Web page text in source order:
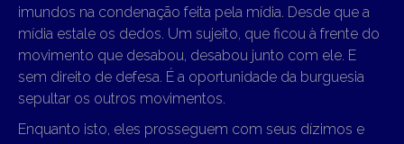
imundos na condenação feita pela mídia. Desde que a
mídia estale os dedos. Um sujeito, que ficou à frente do
movimento que desabou, desabou junto com ele. E
sem direito de defesa. É a oportunidade da burguesia
sepultar os outros movimentos.
Enquanto isto, eles prosseguem com seus dízimos e